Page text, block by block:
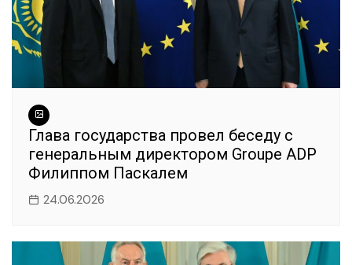
Глава государства провел беседу с
генеральным директором Groupe ADP
Филиппом Паскалем
24.06.2026